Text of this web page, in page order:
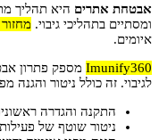
אבטחת אתרים היא תהליך
ומסתיים בתהליכי גיבוי.
איומים.
Imunify360 מספק פתרון
לגיבוי. זה כולל ניטור והגנה
התקנה והגדרה
ניטור שוטף של